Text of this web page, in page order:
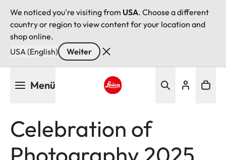
We noticed you're visiting from USA. Choose a different
country or region to view content for your location and
shop online.
USA (English)
Weiter
Menü
Celebration of